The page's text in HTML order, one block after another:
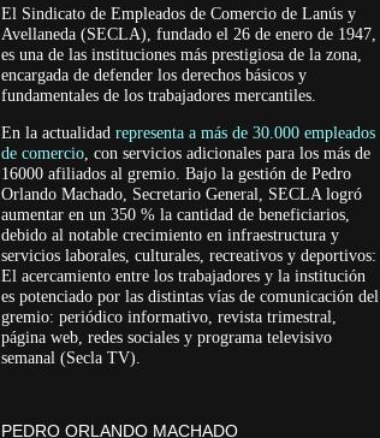
El Sindicato de Empleados de Comercio de Lanús y
Avellaneda (SECLA), fundado el 26 de enero de 1947,
es una de las instituciones más prestigiosa de la zona,
encargada de defender los derechos básicos y
fundamentales de los trabajadores mercantiles.
En la actualidad representa a más de 30.000 empleados
de comercio, con servicios adicionales para los más de
16000 afiliados al gremio. Bajo la gestión de Pedro
Orlando Machado, Secretario General, SECLA logró
aumentar en un 350 % la cantidad de beneficiarios,
debido al notable crecimiento en infraestructura y
servicios laborales, culturales, recreativos y deportivos:
El acercamiento entre los trabajadores y la institución
es potenciado por las distintas vías de comunicación del
gremio: periódico informativo, revista trimestral,
página web, redes sociales y programa televisivo
semanal (Secla TV).
PEDRO ORLANDO MACHADO